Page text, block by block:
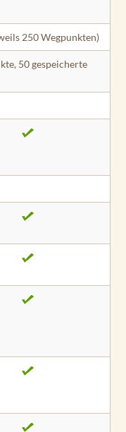
250 Wegpunkten)
50 gespeicherte